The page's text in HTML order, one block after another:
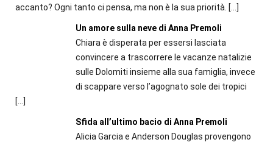
accanto? Ogni tanto ci pensa, ma non è la sua priorità. […]
Un amore sulla neve di Anna Premoli
Chiara è disperata per essersi lasciata
convincere a trascorrere le vacanze natalizie
sulle Dolomiti insieme alla sua famiglia, invece
di scappare verso l’agognato sole dei tropici
[…]
Sfida all’ultimo bacio di Anna Premoli
Alicia Garcia e Anderson Douglas provengono